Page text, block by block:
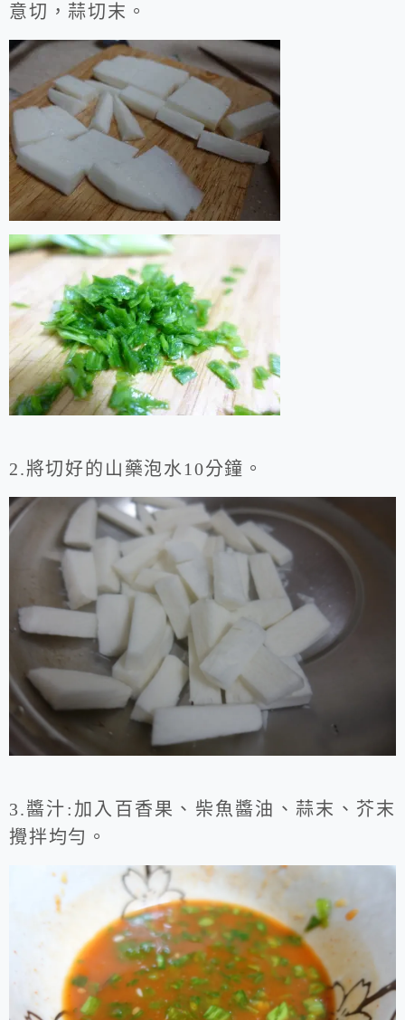
意切，蒜切末。
2.將切好的山藥泡水10分鐘。
3.醬汁:加入百香果、柴魚醬油、蒜末、芥末
攪拌均勻。